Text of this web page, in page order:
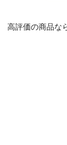
高評価の商品な